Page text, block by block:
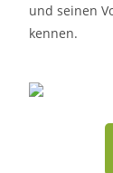
und seinen
kennen.